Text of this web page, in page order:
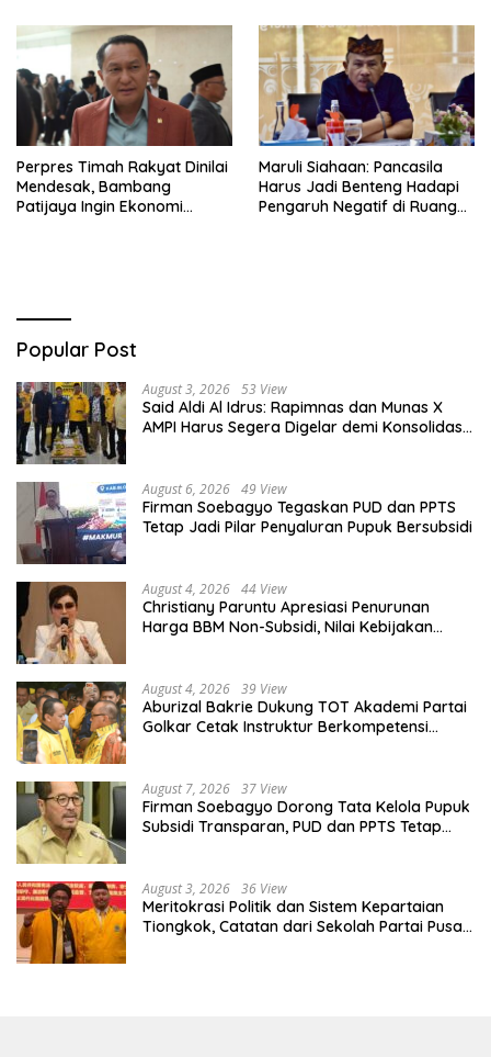
Perpres Timah Rakyat Dinilai
Mendesak, Bambang
Patijaya Ingin Ekonomi
Maruli Siahaan: Pancasila
Harus Jadi Benteng Hadapi
Pengaruh Negatif di Ruang
Popular Post
August 3, 2026 53 View
Said Aldi Al Idrus: Rapimnas dan Munas X
AMPI Harus Segera Digelar demi Konsolidasi
August 6, 2026 49 View
Firman Soebagyo Tegaskan PUD dan PPTS
Tetap Jadi Pilar Penyaluran Pupuk Bersubsidi
August 4, 2026 44 View
Christiany Paruntu Apresiasi Penurunan
Harga BBM Non-Subsidi, Nilai Kebijakan
August 4, 2026 39 View
Aburizal Bakrie Dukung TOT Akademi Partai
Golkar Cetak Instruktur Berkompetensi
August 7, 2026 37 View
Firman Soebagyo Dorong Tata Kelola Pupuk
Subsidi Transparan, PUD dan PPTS Tetap
August 3, 2026 36 View
Meritokrasi Politik dan Sistem Kepartaian
Tiongkok, Catatan dari Sekolah Partai Pusat